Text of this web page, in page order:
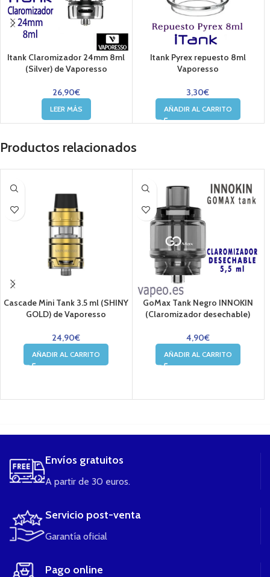
Itank Claromizador 24mm 8ml
(Silver) de Vaporesso
26,90€
LEER MÁS
Itank Pyrex repuesto 8ml
Vaporesso
3,30€
AÑADIR AL CARRITO
Productos relacionados
Cascade Mini Tank 3.5 ml (SHINY
GOLD) de Vaporesso
24,90€
AÑADIR AL CARRITO
GoMax Tank Negro INNOKIN
(Claromizador desechable)
4,90€
AÑADIR AL CARRITO
Envíos gratuitos
A partir de 30 euros.
Servicio post-venta
Garantía oficial
Pago online